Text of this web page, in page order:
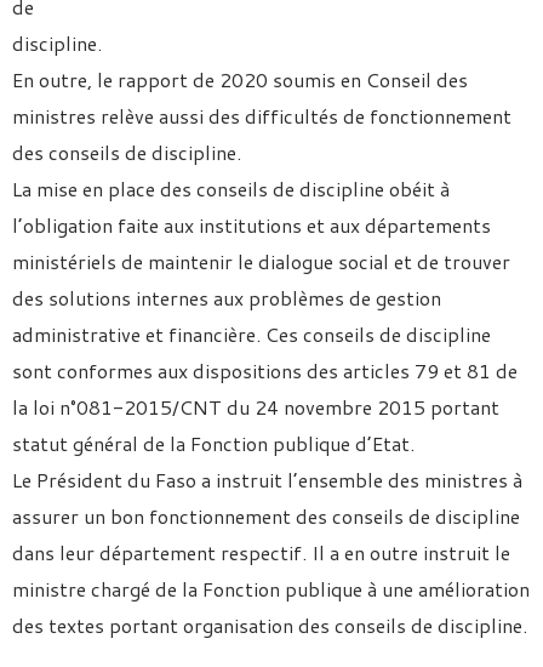
de
discipline.
En outre, le rapport de 2020 soumis en Conseil des
ministres relève aussi des difficultés de fonctionnement
des conseils de discipline.
La mise en place des conseils de discipline obéit à
l’obligation faite aux institutions et aux départements
ministériels de maintenir le dialogue social et de trouver
des solutions internes aux problèmes de gestion
administrative et financière. Ces conseils de discipline
sont conformes aux dispositions des articles 79 et 81 de
la loi n°081-2015/CNT du 24 novembre 2015 portant
statut général de la Fonction publique d’Etat.
Le Président du Faso a instruit l’ensemble des ministres à
assurer un bon fonctionnement des conseils de discipline
dans leur département respectif. Il a en outre instruit le
ministre chargé de la Fonction publique à une amélioration
des textes portant organisation des conseils de discipline.